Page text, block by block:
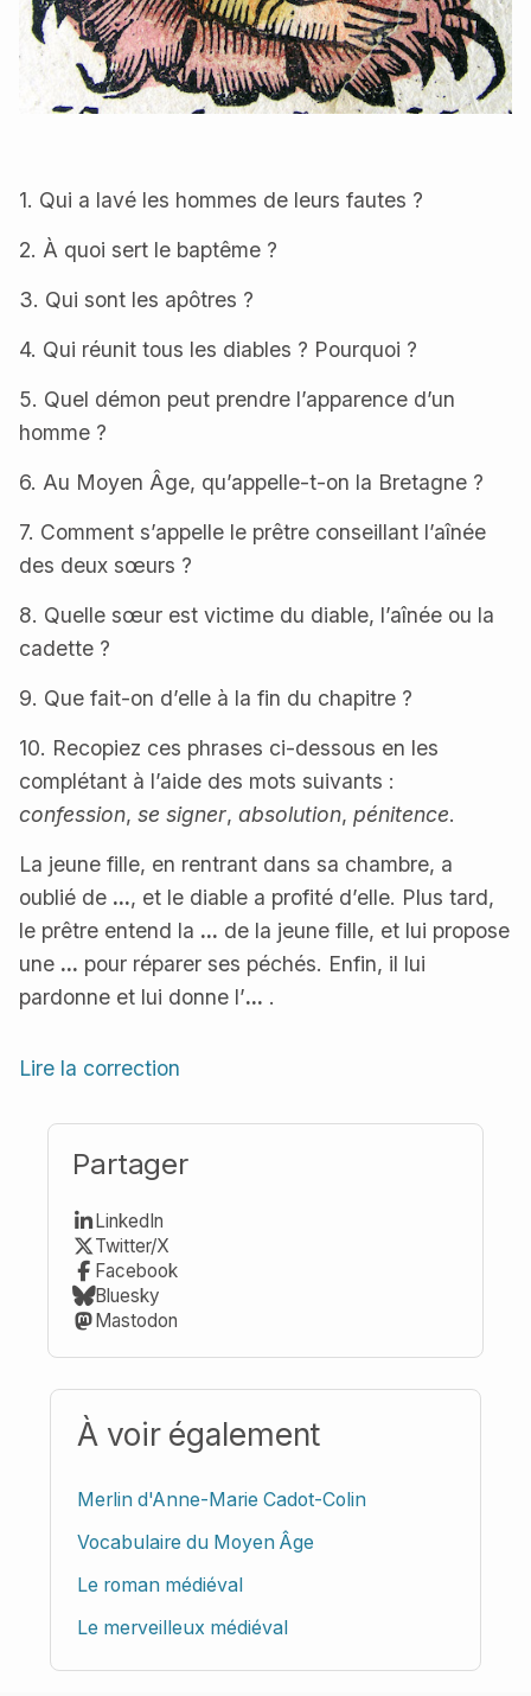
1. Qui a lavé les hommes de leurs fautes ?
2. À quoi sert le baptême ?
3. Qui sont les apôtres ?
4. Qui réunit tous les diables ? Pourquoi ?
5. Quel démon peut prendre l’apparence d’un
homme ?
6. Au Moyen Âge, qu’appelle-t-on la Bretagne ?
7. Comment s’appelle le prêtre conseillant l’aînée
des deux sœurs ?
8. Quelle sœur est victime du diable, l’aînée ou la
cadette ?
9. Que fait-on d’elle à la fin du chapitre ?
10. Recopiez ces phrases ci-dessous en les
complétant à l’aide des mots suivants :
confession, se signer, absolution, pénitence.
La jeune fille, en rentrant dans sa chambre, a
oublié de ..., et le diable a profité d’elle. Plus tard,
le prêtre entend la ... de la jeune fille, et lui propose
une ... pour réparer ses péchés. Enfin, il lui
pardonne et lui donne l’... .
Lire la correction
Partager
LinkedIn
Twitter/X
Facebook
Bluesky
Mastodon
À voir également
Merlin d'Anne-Marie Cadot-Colin
Vocabulaire du Moyen Âge
Le roman médiéval
Le merveilleux médiéval